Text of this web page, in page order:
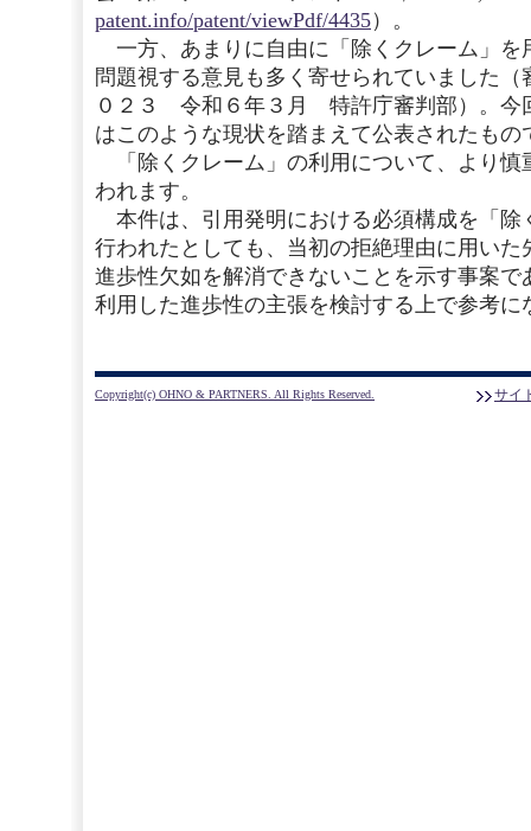
patent.info/patent/viewPdf/4435）。
一方、あまりに自由に「除くクレーム」を
問題視する意見も多く寄せられていました
０２３ 令和６年３月 特許庁審判部）。今
はこのような現状を踏まえて公表されたも
「除くクレーム」の利用について、より慎
われます。
本件は、引用発明における必須構成を「除
行われたとしても、当初の拒絶理由に用い
進歩性欠如を解消できないことを示す事案
利用した進歩性の主張を検討する上で参考に
Copyright(c) OHNO & PARTNERS. All Rights Reserved. サイ